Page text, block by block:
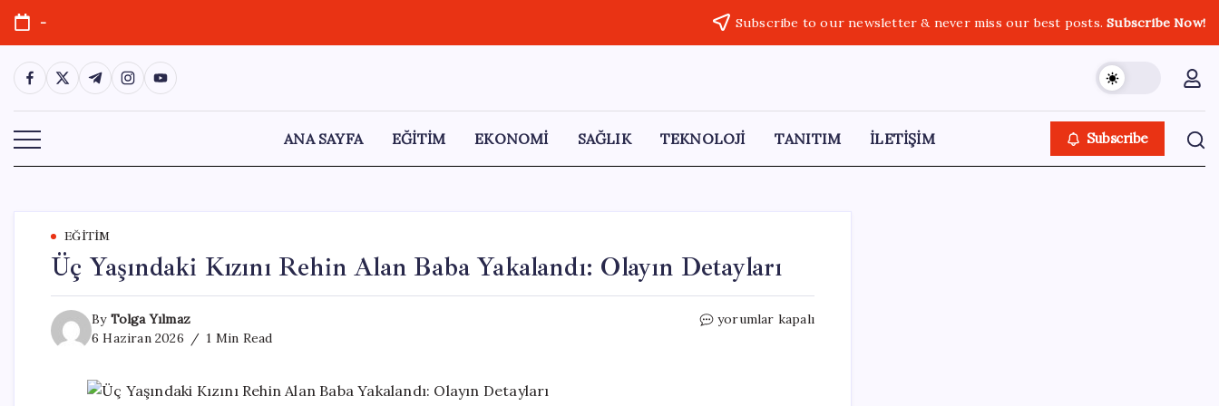
Skip
content
- Subscribe to our newsletter & never miss our best posts.Subscribe Now!
https://www.facebook.com/
https://twitter.com/
https://t.me/
https://www.instagram.com/
https://youtube.com/
ANA SAYFA EĞİTİM EKONOMİ SAĞLIK TEKNOLOJİ TANITIM İLETİŞİM Subscribe
EĞITIM
Üç Yaşındaki Kızını Rehin Alan Baba Yakalandı: Olayın Detayları
By Tolga Yılmaz
6 Haziran 2026
1 Min Read
Üç
yorumlar kapalı